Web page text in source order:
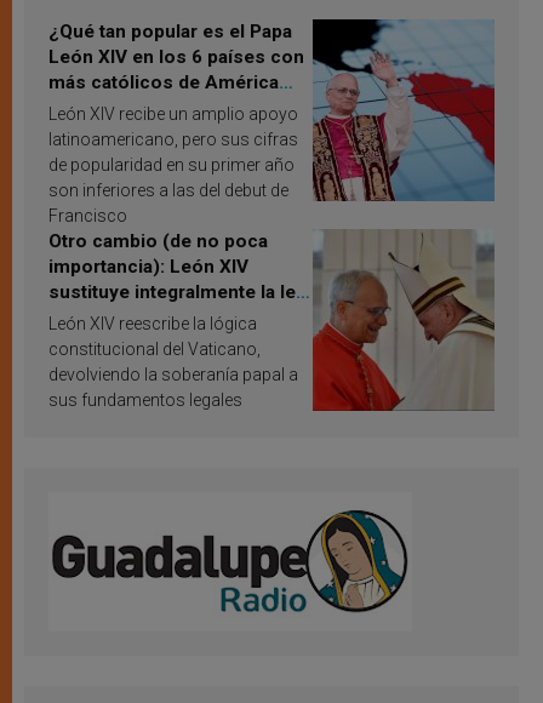
¿Qué tan popular es el Papa
León XIV en los 6 países con
más católicos de América
Latina en 2026? Publican
resultados de investigación
León XIV recibe un amplio apoyo
latinoamericano, pero sus cifras
de popularidad en su primer año
son inferiores a las del debut de
Francisco
Otro cambio (de no poca
importancia): León XIV
sustituye integralmente la ley
vaticana de Papa Francisco
León XIV reescribe la lógica
constitucional del Vaticano,
devolviendo la soberanía papal a
sus fundamentos legales